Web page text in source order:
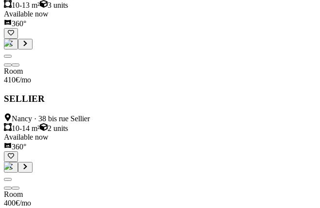
10-13 m²
3 units
Available now
360°
Room
410€/mo
SELLIER
Nancy · 38 bis rue Sellier
10-14 m²
2 units
Available now
360°
Room
400€/mo